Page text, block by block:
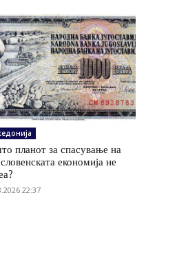
планот за спасување на
економија не
22:37